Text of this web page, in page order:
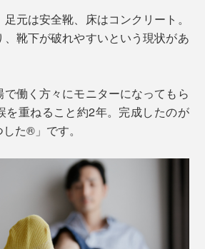
元は安全靴、床はコンクリート。
、靴下が破れやすいという現状があ
働く方々にモニターになってもら
を重ねること約2年。完成したのが
た®」です。